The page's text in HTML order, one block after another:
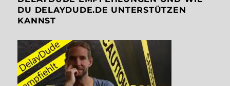
DU DELAYDUDE.DE UNTERSTÜTZEN
KANNST